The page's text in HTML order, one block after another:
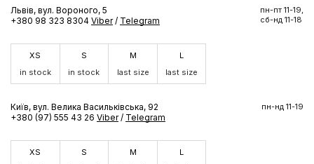
Львів, вул. Вороного, 5
+380 98 323 8304 Viber / Telegram
пн-пт 11-19,
сб-нд 11-18
XS
in stock
S
in stock
M
last size
L
last size
Київ, вул. Велика Васильківська, 92
+380 (97) 555 43 26 Viber / Telegram
пн-нд 11-19
XS
S
M
L
ПІДПИСАТИСЬ ЗАРАЗ